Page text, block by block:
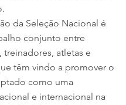
da Seleção Nacional é
conjunto entre
treinadores, atletas e
têm vindo a promover o
como uma
e internacional na